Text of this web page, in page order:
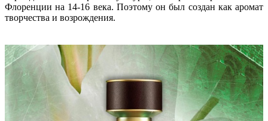
Флоренции на 14-16 века. Поэтому он был создан как аромат
творчества и возрождения.